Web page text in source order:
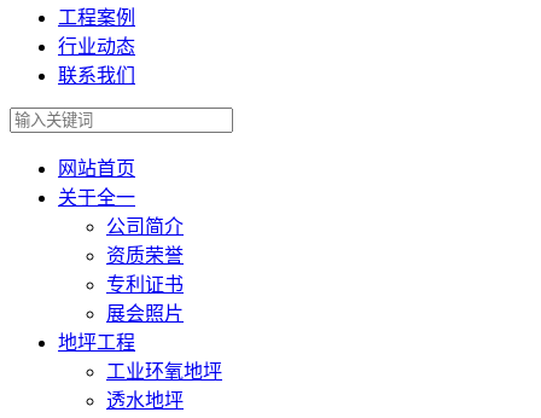
工程案例
行业动态
联系我们
网站首页
关于全一
公司简介
资质荣誉
专利证书
展会照片
地坪工程
工业环氧地坪
透水地坪